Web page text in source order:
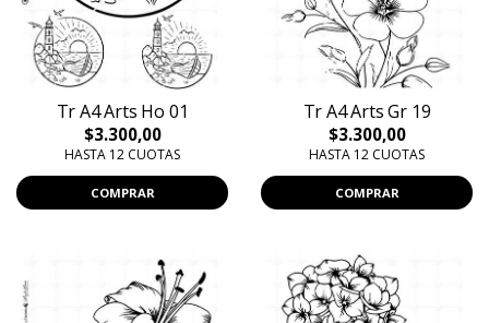
Tr A4 Arts Ho 01
$3.300,00
HASTA 12 CUOTAS
COMPRAR
Tr A4 Arts Gr 19
$3.300,00
HASTA 12 CUOTAS
COMPRAR